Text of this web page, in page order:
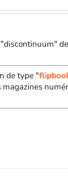
de type "